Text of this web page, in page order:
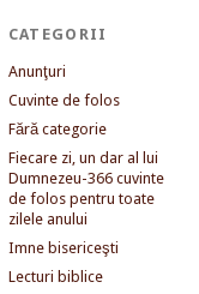
CATEGORII
Anunţuri
Cuvinte de folos
Fără categorie
Fiecare zi, un dar al lui
Dumnezeu-366 cuvinte
de folos pentru toate
zilele anului
Imne bisericeşti
Lecturi biblice